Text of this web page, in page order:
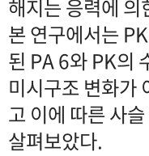
해지는 응력에
본 연구에서는
된 PA 6와 PK의
미시구조 변화가
고 이에 따른 사
살펴보았다.